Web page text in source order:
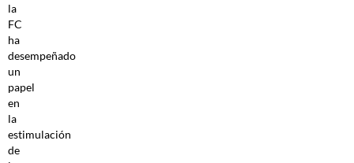
la
FC
ha
desempeñado
un
papel
en
la
estimulación
de